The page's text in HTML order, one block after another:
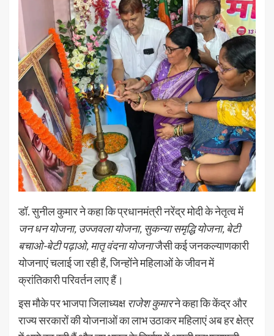
डॉ. सुनील कुमार ने कहा कि प्रधानमंत्री नरेंद्र मोदी के नेतृत्व में
जन धन योजना, उज्जवला योजना, सुकन्या समृद्धि योजना, बेटी
बचाओ-बेटी पढ़ाओ, मातृ वंदना योजनाजैसी कई जनकल्याणकारी
योजनाएं चलाई जा रही हैं, जिन्होंने महिलाओं के जीवन में
क्रांतिकारी परिवर्तन लाए हैं।
इस मौके पर भाजपा जिलाध्यक्षराजेश कुमारने कहा कि केंद्र और
राज्य सरकारों की योजनाओं का लाभ उठाकर महिलाएं अब हर क्षेत्र